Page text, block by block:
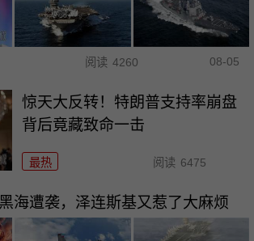
阅读 4260 08-05
惊天大反转！特朗普支持率崩盘
背后竟藏致命一击
最热 阅读 6475
海遭袭，泽连斯基又惹了大麻烦